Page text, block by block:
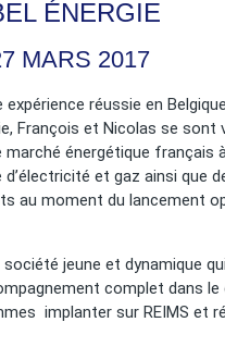
ÉNERGIE
MARS 2017
expérience réussie en
François et Nicolas se sont
marché énergétique français
et gaz ainsi que
au moment du lancement
jeune et dynamique
complet dans le
implanter sur REIMS et